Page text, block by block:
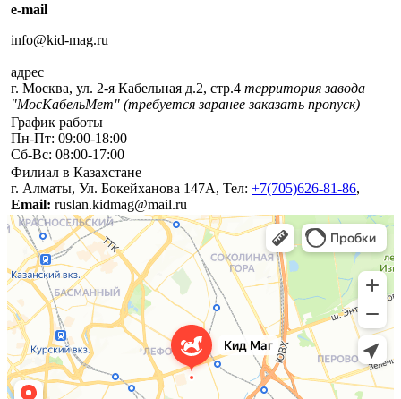
e-mail
info@kid-mag.ru
адрес
г. Москва, ул. 2-я Кабельная д.2, стр.4 территория завода
"МосКабельМет" (требуется заранее заказать пропуск)
График работы
Пн-Пт: 09:00-18:00
Сб-Вс: 08:00-17:00
Филиал в Казахстане
г. Алматы, Ул. Бокейханова 147А, Тел: +7(705)626-81-86,
Email: ruslan.kidmag@mail.ru